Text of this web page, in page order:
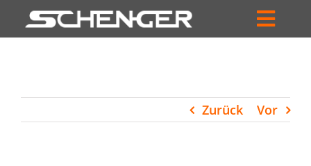
Inhalt
HÄNDLERSUCHE
Zurück Vor